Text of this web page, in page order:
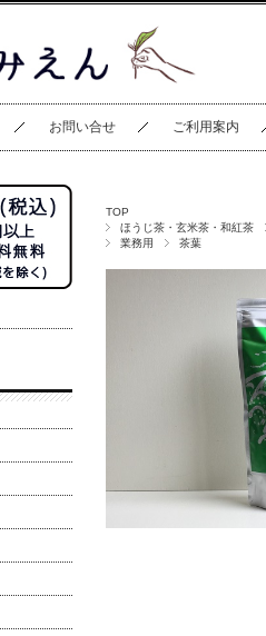
お問い合せ ご利用案内
TOP
ほうじ茶・玄米茶・和紅茶
業務用
茶葉